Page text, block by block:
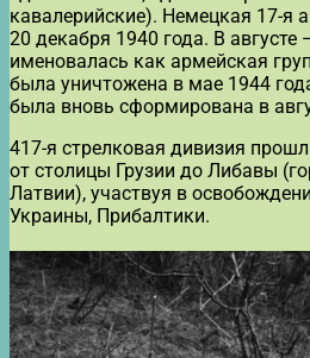
кавалерийские). Немецкая 17-я
20 декабря 1940 года. В августе
именовалась как армейская
была уничтожена в мае 1944
была вновь сформирована в
417-я стрелковая дивизия
от столицы Грузии до Либавы
Латвии), участвуя в
Украины, Прибалтики.